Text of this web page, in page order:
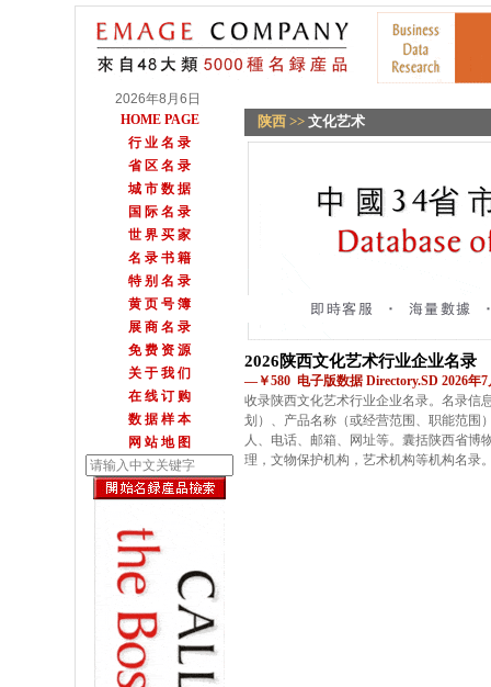
2026年8月6日
HOME PAGE
行 业 名 录
省 区 名 录
城 市 数 据
国 际 名 录
世 界 买 家
名 录 书 籍
特 别 名 录
黄 页 号 簿
展 商 名 录
免 费 资 源
关 于 我 们
在 线 订 购
数 据 样 本
网 站 地 图
陕西 >> 文化艺术
2026陕西文化艺术行业企业名录
—￥580 电子版数据 Directory.SD 2026年7
收录陕西文化艺术行业企业名录。名录信
划）、产品名称（或经营范围、职能范围
人、电话、邮箱、网址等。囊括陕西省博
理，文物保护机构，艺术机构等机构名录